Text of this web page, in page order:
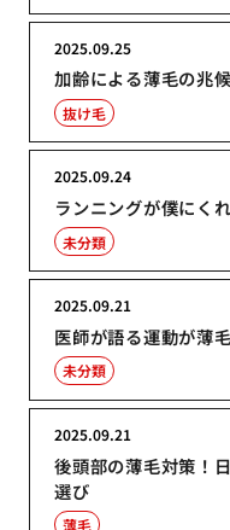
加齢による薄毛の兆
2025.09.25
抜け毛
ランニングが僕にく
2025.09.24
未分類
医師が語る運動が薄
2025.09.21
未分類
後頭部の薄毛対策！
選び
2025.09.21
薄毛